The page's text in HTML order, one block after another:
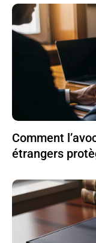
Comment
étrangers